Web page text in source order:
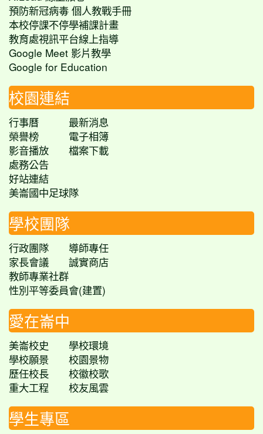
預防新冠病毒 個人教戰手冊
本校停課不停學補課計畫
教育處視訊平台線上指導
Google Meet 影片教學
Google for Education
校園連結
行事曆
最新消息
榮譽榜
電子相簿
影音播放
檔案下載
處務公告
好站連結
美崙國中足球隊
學校團隊
行政團隊
導師專任
家長會議
誠實商店
教師專業社群
性別平等委員會(建置)
愛在崙中
美崙校史
學校環境
學校願景
校園景物
歷任校長
校徽校歌
重大工程
校友風雲
學生專區